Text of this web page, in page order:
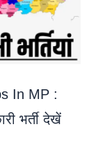
In MP :
भर्ती देखें